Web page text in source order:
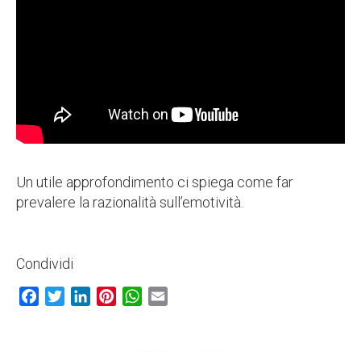
Un utile approfondimento ci spiega come far
prevalere la razionalità sull’emotività.
Condividi
Facebook
TwitterLinkedInPinterestWhatsApp